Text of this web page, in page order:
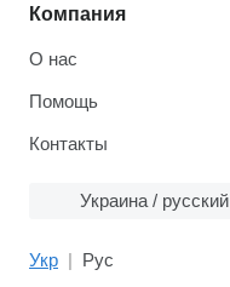
Компания
О нас
Помощь
Контакты
Украина / русский
Укр Рус